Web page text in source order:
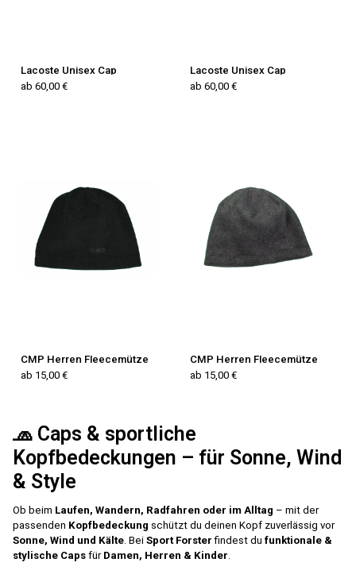
Lacoste Unisex Cap
ab 60,00 €
Lacoste Unisex Cap
ab 60,00 €
CMP Herren Fleecemütze
ab 15,00 €
CMP Herren Fleecemütze
ab 15,00 €
🧢 Caps & sportliche
Kopfbedeckungen – für Sonne, Wind
& Style
Ob beim Laufen, Wandern, Radfahren oder im Alltag – mit der
passenden Kopfbedeckung schützt du deinen Kopf zuverlässig vor
Sonne, Wind und Kälte. Bei Sport Forster findest du funktionale &
stylische Caps für Damen, Herren & Kinder.